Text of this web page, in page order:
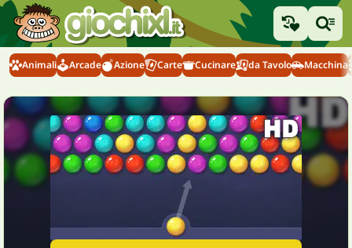
Animali Arcade Azione Carte Cucinare da Tavolo Macchina